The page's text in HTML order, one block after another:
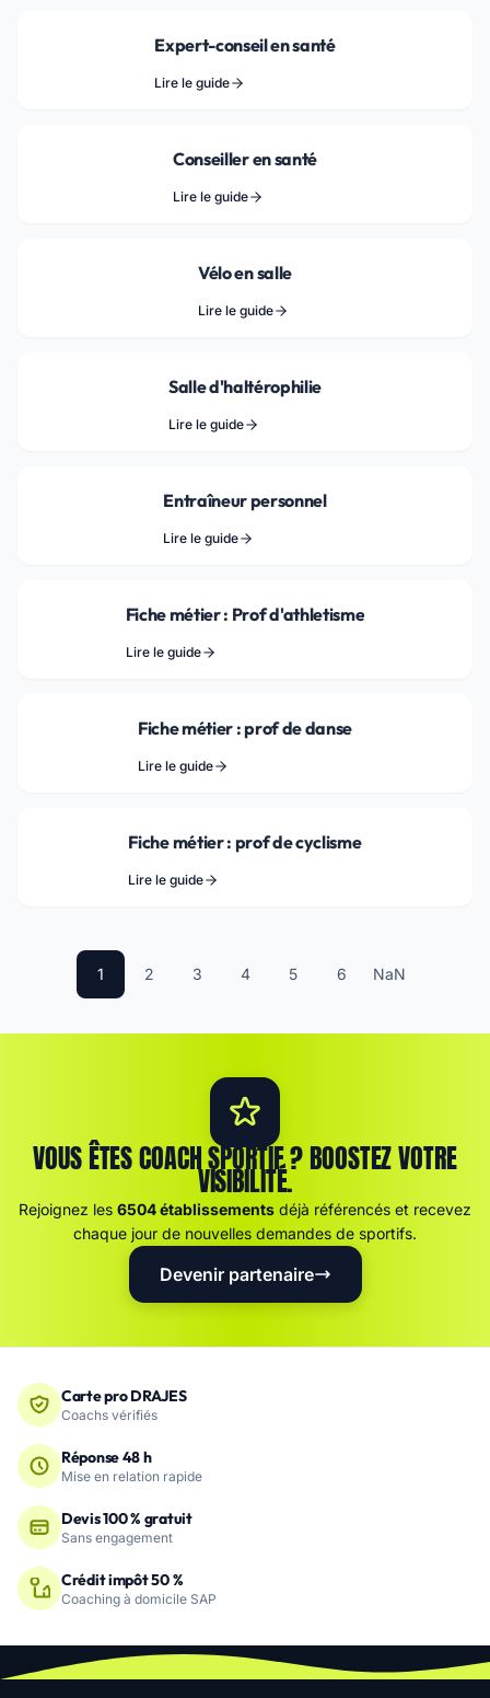
Expert-conseil en santé
Lire le guide
Conseiller en santé
Lire le guide
Vélo en salle
Lire le guide
Salle d'haltérophilie
Lire le guide
Entraîneur personnel
Lire le guide
Fiche métier : Prof d'athletisme
Lire le guide
Fiche métier : prof de danse
Lire le guide
Fiche métier : prof de cyclisme
Lire le guide
1 2 3 4 5 6 NaN
VOUS ÊTES COACH SPORTIF ? BOOSTEZ VOTRE
VISIBILITÉ.
Rejoignez les 6504 établissements déjà référencés et recevez
chaque jour de nouvelles demandes de sportifs.
Devenir partenaire
Carte pro DRAJES
Coachs vérifiés
Réponse 48 h
Mise en relation rapide
Devis 100 % gratuit
Sans engagement
Crédit impôt 50 %
Coaching à domicile SAP